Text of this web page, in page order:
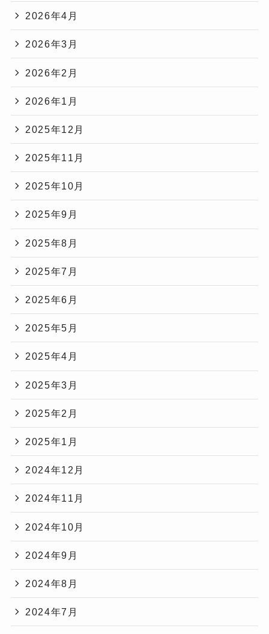
2026年4月
2026年3月
2026年2月
2026年1月
2025年12月
2025年11月
2025年10月
2025年9月
2025年8月
2025年7月
2025年6月
2025年5月
2025年4月
2025年3月
2025年2月
2025年1月
2024年12月
2024年11月
2024年10月
2024年9月
2024年8月
2024年7月